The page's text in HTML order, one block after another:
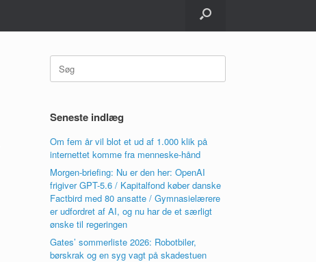
Søg
efter:
Seneste indlæg
Om fem år vil blot et ud af 1.000 klik på
internettet komme fra menneske-hånd
Morgen-briefing: Nu er den her: OpenAI
frigiver GPT-5.6 / Kapitalfond køber danske
Factbird med 80 ansatte / Gymnasielærere
er udfordret af AI, og nu har de et særligt
ønske til regeringen
Gates’ sommerliste 2026: Robotbiler,
børskrak og en syg vagt på skadestuen